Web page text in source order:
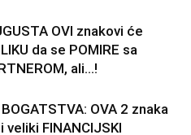
OVI znakovi će
da se POMIRE sa
ali…!
BOGATSTVA: OVA 2 znaka
FINANCIJSKI